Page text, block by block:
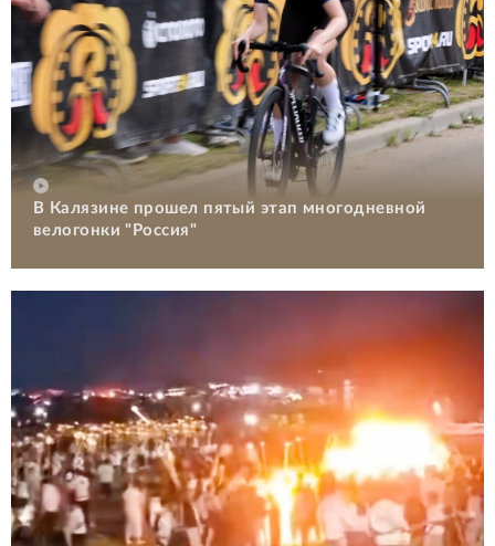
В Калязине прошел пятый этап многодневной
велогонки "Россия"